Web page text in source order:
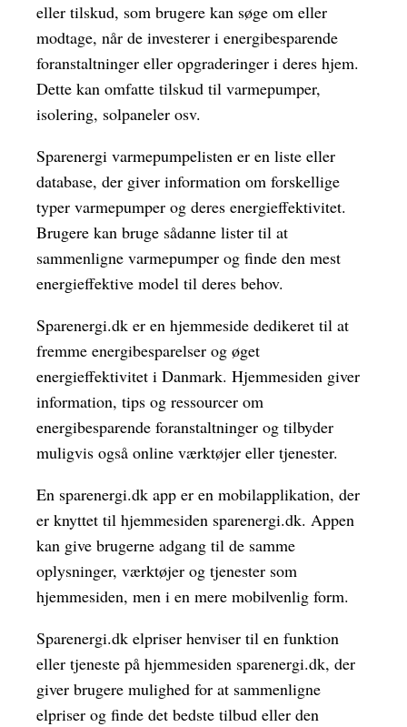
eller tilskud, som brugere kan søge om eller
modtage, når de investerer i energibesparende
foranstaltninger eller opgraderinger i deres hjem.
Dette kan omfatte tilskud til varmepumper,
isolering, solpaneler osv.
Sparenergi varmepumpelisten er en liste eller
database, der giver information om forskellige
typer varmepumper og deres energieffektivitet.
Brugere kan bruge sådanne lister til at
sammenligne varmepumper og finde den mest
energieffektive model til deres behov.
Sparenergi.dk er en hjemmeside dedikeret til at
fremme energibesparelser og øget
energieffektivitet i Danmark. Hjemmesiden giver
information, tips og ressourcer om
energibesparende foranstaltninger og tilbyder
muligvis også online værktøjer eller tjenester.
En sparenergi.dk app er en mobilapplikation, der
er knyttet til hjemmesiden sparenergi.dk. Appen
kan give brugerne adgang til de samme
oplysninger, værktøjer og tjenester som
hjemmesiden, men i en mere mobilvenlig form.
Sparenergi.dk elpriser henviser til en funktion
eller tjeneste på hjemmesiden sparenergi.dk, der
giver brugere mulighed for at sammenligne
elpriser og finde det bedste tilbud eller den